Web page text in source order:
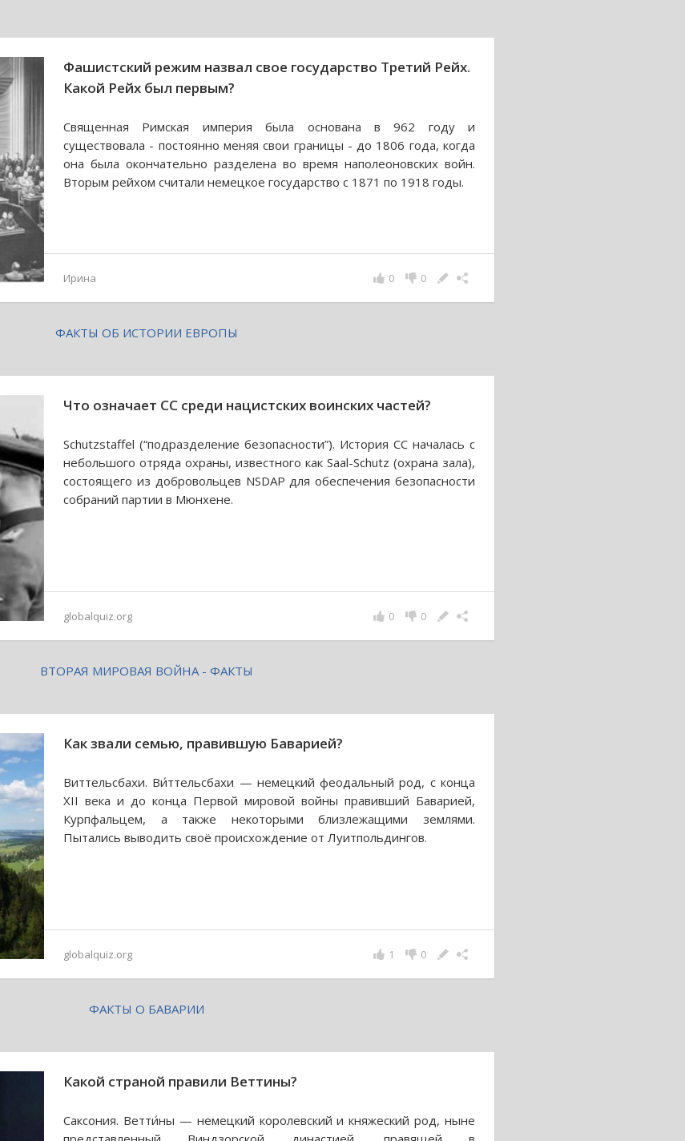
Фашистский режим назвал свое государство Третий Рейх.
Какой Рейх был первым?
Священная Римская империя была основана в 962 году и
существовала - постоянно меняя свои границы - до 1806 года, когда
она была окончательно разделена во время наполеоновских войн.
Вторым рейхом считали немецкое государство с 1871 по 1918 годы.
Ирина 0
0
ФАКТЫ ОБ ИСТОРИИ ЕВРОПЫ
Что означает СС среди нацистских воинских частей?
Schutzstaffel (“подразделение безопасности”). История СС началась с
небольшого отряда охраны, известного как Saal-Schutz (охрана зала),
состоящего из добровольцев NSDAP для обеспечения безопасности
собраний партии в Мюнхене.
globalquiz.org 0
0
ВТОРАЯ МИРОВАЯ ВОЙНА - ФАКТЫ
Как звали семью, правившую Баварией?
Виттельсбахи. Ви́ттельсбахи — немецкий феодальный род, с конца
XII века и до конца Первой мировой войны правивший Баварией,
Курпфальцем, а также некоторыми близлежащими землями.
Пытались выводить своё происхождение от Луитпольдингов.
globalquiz.org 0
1
ФАКТЫ О БАВАРИИ
Какой страной правили Веттины?
Саксония. Ветти́ны — немецкий королевский и княжеский род, ныне